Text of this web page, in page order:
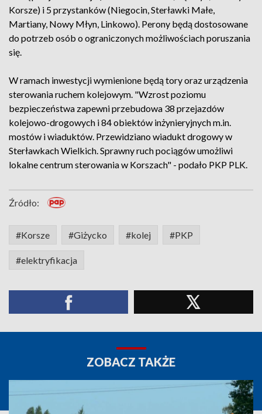
Korsze) i 5 przystanków (Niegocin, Sterławki Małe,
Martiany, Nowy Młyn, Linkowo). Perony będą dostosowane
do potrzeb osób o ograniczonych możliwościach poruszania
się.
W ramach inwestycji wymienione będą tory oraz urządzenia
sterowania ruchem kolejowym. "Wzrost poziomu
bezpieczeństwa zapewni przebudowa 38 przejazdów
kolejowo-drogowych i 84 obiektów inżynieryjnych m.in.
mostów i wiaduktów. Przewidziano wiadukt drogowy w
Sterławkach Wielkich. Sprawny ruch pociągów umożliwi
lokalne centrum sterowania w Korszach" - podało PKP PLK.
Źródło:
#Korsze #Giżycko #kolej #PKP
#elektryfikacja
ZOBACZ TAKŻE